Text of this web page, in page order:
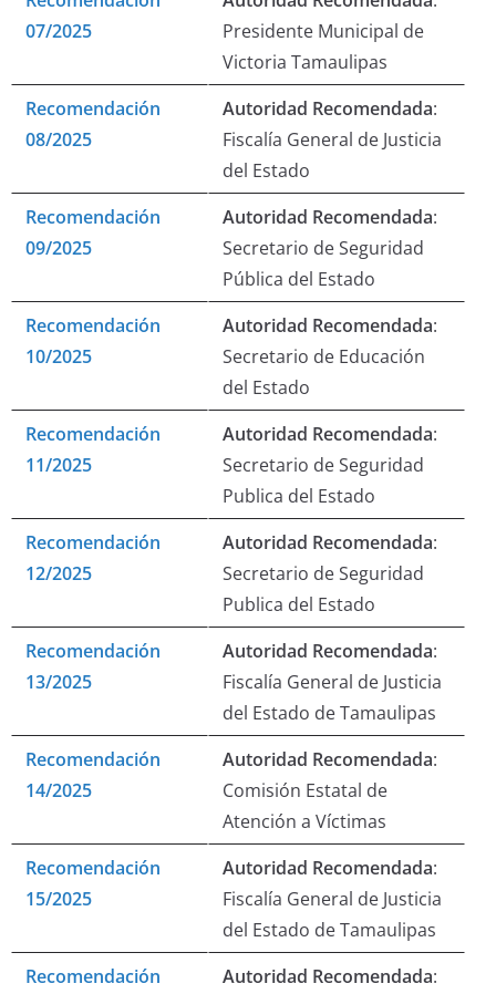
07/2025
Presidente Municipal de
Victoria Tamaulipas
Recomendación
08/2025
Autoridad Recomendada:
Fiscalía General de Justicia
del Estado
Recomendación
09/2025
Autoridad Recomendada:
Secretario de Seguridad
Pública del Estado
Recomendación
10/2025
Autoridad Recomendada:
Secretario de Educación
del Estado
Recomendación
11/2025
Autoridad Recomendada:
Secretario de Seguridad
Publica del Estado
Recomendación
12/2025
Autoridad Recomendada:
Secretario de Seguridad
Publica del Estado
Recomendación
13/2025
Autoridad Recomendada:
Fiscalía General de Justicia
del Estado de Tamaulipas
Recomendación
14/2025
Autoridad Recomendada:
Comisión Estatal de
Atención a Víctimas
Recomendación
15/2025
Autoridad Recomendada:
Fiscalía General de Justicia
del Estado de Tamaulipas
Recomendación
Autoridad Recomendada: